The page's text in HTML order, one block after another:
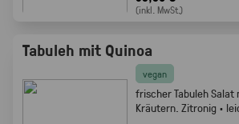
(inkl. MwSt.)
Tabuleh mit Quinoa
vegan
frischer Tabuleh Salat
Kräutern. Zitronig ·